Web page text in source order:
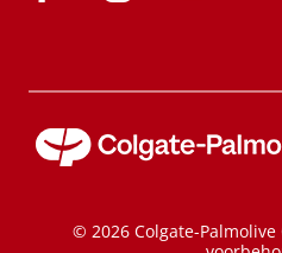
© 2026 Colgate-